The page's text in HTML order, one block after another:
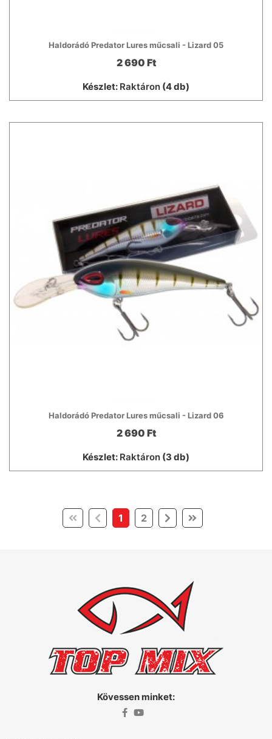
Haldorádó Predator Lures műcsali - Lizard 05
2 690 Ft
Készlet: Raktáron (4 db)
Haldorádó Predator Lures műcsali - Lizard 06
2 690 Ft
Készlet: Raktáron (3 db)
1 (current)
2
Kövessen minket: